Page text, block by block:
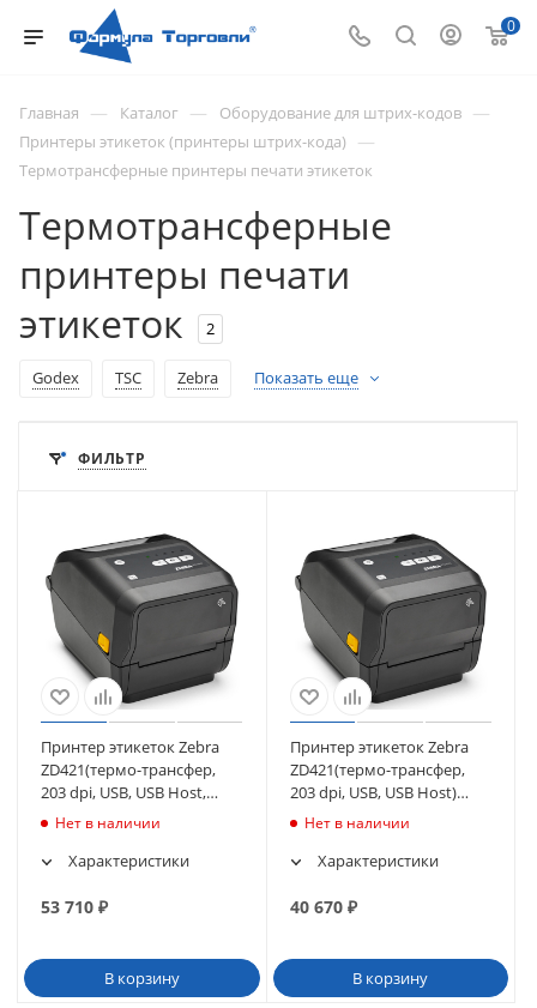
0
Главная — Каталог — Оборудование для штрих-кодов —
Принтеры этикеток (принтеры штрих-кода) —
Термотрансферные принтеры печати этикеток
Термотрансферные
принтеры печати
этикеток
2
Godex TSC Zebra Показать еще
ФИЛЬТР
Принтер этикеток Zebra
ZD421(термо-трансфер,
203 dpi, USB, USB Host,
Ethernet) (ZD4A042-
Нет в наличии
Характеристики
53 710 ₽
В корзину
Принтер этикеток Zebra
ZD421(термо-трансфер,
203 dpi, USB, USB Host)
(ZD4A042-30EM00EZ)
Нет в наличии
Характеристики
40 670₽
В корзину